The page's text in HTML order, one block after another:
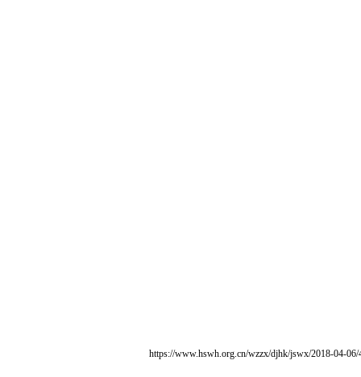
https://www.hswh.org.cn/wzzx/djhk/jswx/2018-04-06/